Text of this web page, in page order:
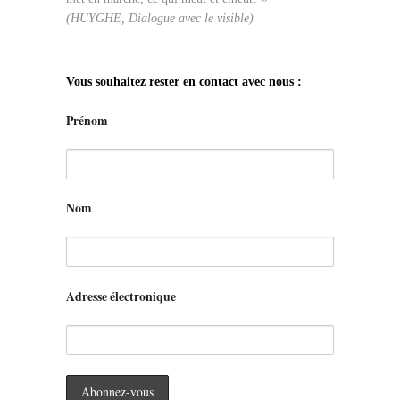
(HUYGHE, Dialogue avec le visible)
Vous souhaitez rester en contact avec nous :
Prénom
Nom
Adresse électronique